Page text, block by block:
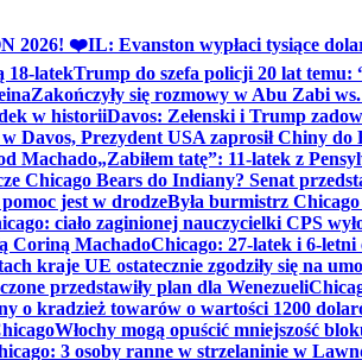
2026! ❤️IL: Evanston wypłaci tysiące
18-latekTrump do szefa policji 20 lat temu:
Zakończyły się rozmowy w Abu Zabi
w historiiDavos: Zełenski i Trump
w Davos, Prezydent USA zaprosił Chiny
Machado„Zabiłem tatę”: 11-latek z
Chicago Bears do Indiany? Senat
jest w drodzeByła burmistrz
ciało zaginionej nauczycielki CPS
Coriną MachadoChicago: 27-latek i 6-
kraje UE ostatecznie zgodziły się na
przedstawiły plan dla Wenezueli
o kradzież towarów o wartości 1200
Włochy mogą opuścić mniejszość
3 osoby ranne w strzelaninie w